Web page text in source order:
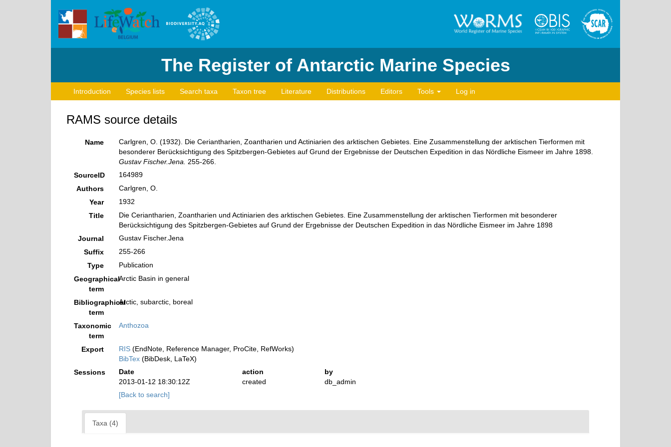
The Register of Antarctic Marine Species
Introduction Species lists Search taxa Taxon tree Literature Distributions Editors Tools Log in
RAMS source details
Name
Carlgren, O. (1932). Die Ceriantharien, Zoantharien und Actiniarien des arktischen Gebietes. Eine Zusammenstellung der arktischen Tierformen mit
besonderer Berücksichtigung des Spitzbergen-Gebietes auf Grund der Ergebnisse der Deutschen Expedition in das Nördliche Eismeer im Jahre 1898.
Gustav Fischer.Jena.
255-266.
SourceID
164989
Authors
Carlgren, O.
Year
1932
Title
Die Ceriantharien, Zoantharien und Actiniarien des arktischen Gebietes. Eine Zusammenstellung der arktischen Tierformen mit besonderer
Berücksichtigung des Spitzbergen-Gebietes auf Grund der Ergebnisse der Deutschen Expedition in das Nördliche Eismeer im Jahre 1898
Journal
Gustav Fischer.Jena
Suffix
255-266
Type
Publication
Geographical
term
Arctic Basin in general
Bibliographical
term
Arctic, subarctic, boreal
Taxonomic
term
Anthozoa
Export RIS(EndNote, Reference Manager, ProCite, RefWorks)
BibTex(BibDesk, LaTeX)
Sessions
Date action
by
2013-01-12 18:30:12Z
created
db_admin
[Back to search]
Taxa (4)